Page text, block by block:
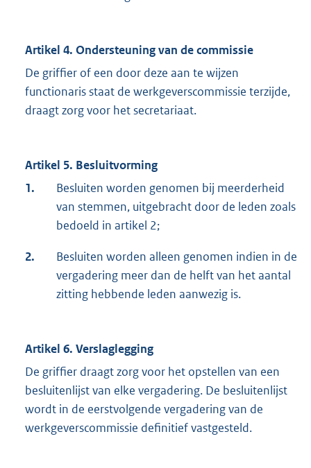
Artikel 4. Ondersteuning van de commissie
De griffier of een door deze aan te wijzen
functionaris staat de werkgeverscommissie terzijde,
draagt zorg voor het secretariaat.
Artikel 5. Besluitvorming
1.
Besluiten worden genomen bij meerderheid
van stemmen, uitgebracht door de leden zoals
bedoeld in artikel 2;
2.
Besluiten worden alleen genomen indien in de
vergadering meer dan de helft van het aantal
zitting hebbende leden aanwezig is.
Artikel 6. Verslaglegging
De griffier draagt zorg voor het opstellen van een
besluitenlijst van elke vergadering. De besluitenlijst
wordt in de eerstvolgende vergadering van de
werkgeverscommissie definitief vastgesteld.